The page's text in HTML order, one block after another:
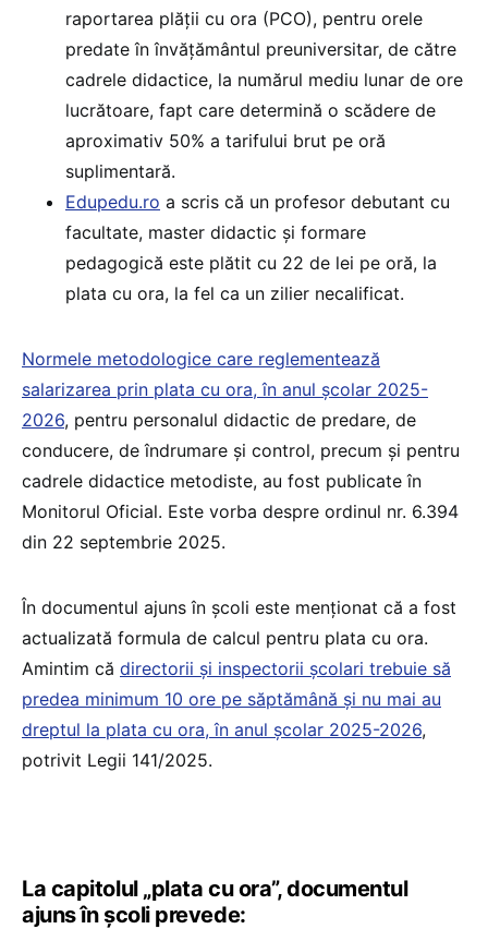
raportarea plății cu ora (PCO), pentru orele
predate în învățământul preuniversitar, de către
cadrele didactice, la numărul mediu lunar de ore
lucrătoare, fapt care determină o scădere de
aproximativ 50% a tarifului brut pe oră
suplimentară.
Edupedu.ro a scris că un profesor debutant cu
facultate, master didactic și formare
pedagogică este plătit cu 22 de lei pe oră, la
plata cu ora, la fel ca un zilier necalificat.
Normele metodologice care reglementează
salarizarea prin plata cu ora, în anul școlar 2025-
2026, pentru personalul didactic de predare, de
conducere, de îndrumare și control, precum și pentru
cadrele didactice metodiste, au fost publicate în
Monitorul Oficial. Este vorba despre ordinul nr. 6.394
din 22 septembrie 2025.
În documentul ajuns în școli este menționat că a fost
actualizată formula de calcul pentru plata cu ora.
Amintim că directorii și inspectorii școlari trebuie să
predea minimum 10 ore pe săptămână și nu mai au
dreptul la plata cu ora, în anul școlar 2025-2026,
potrivit Legii 141/2025.
La capitolul „plata cu ora”, documentul
ajuns în școli prevede: